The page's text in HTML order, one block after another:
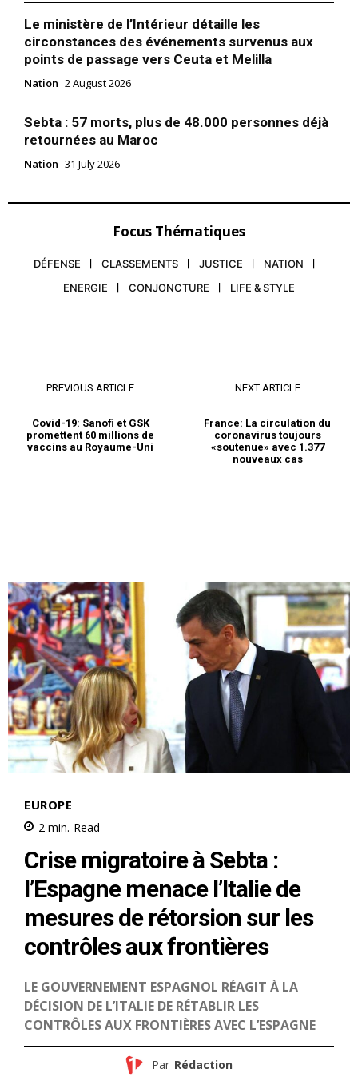
le1.ma
l'intelligence de
l'information
S'ABONNER MAINTENANT
Insight Publications
À propos
Formules d’abonnement
Le ministère de l’Intérieur détaille les
circonstances des événements survenus aux
points de passage vers Ceuta et Melilla
Nation 2 August 2026
Sebta : 57 morts, plus de 48.000 personnes déjà
retournées au Maroc
Nation 31 July 2026
Focus Thématiques
DÉFENSE CLASSEMENTS JUSTICE
NATION
ENERGIE
CONJONCTURE LIFE & STYLE
PREVIOUS ARTICLE
Covid-19: Sanofi et GSK
promettent 60 millions de
vaccins au Royaume-Uni
NEXT ARTICLE
France: La circulation du
coronavirus toujours
«soutenue» avec 1.377
nouveaux cas